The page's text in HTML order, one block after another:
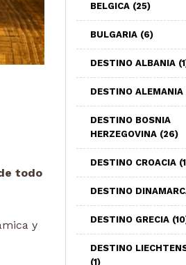
todo
y
BELGICA (25)
BULGARIA (6)
DESTINO ALBANIA
DESTINO ALEMANIA
DESTINO BOSNIA
HERZEGOVINA (26)
DESTINO CROACIA
DESTINO
DESTINO GRECIA
DESTINO
(1)